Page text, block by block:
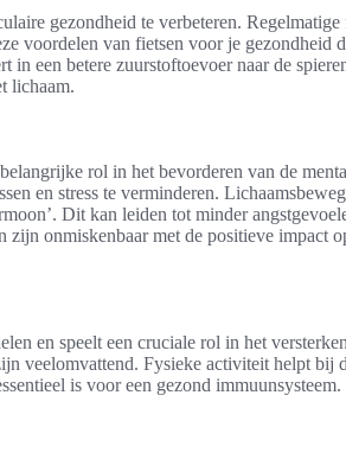
gezondheid te verbeteren.
voordelen van fietsen voor je gezondheid
in een betere zuurstoftoevoer naar de
lichaam.
rol in het bevorderen van de
en stress te verminderen.
Dit kan leiden tot minder
onmiskenbaar met de positieve impact
en speelt een cruciale rol in het
veelomvattend. Fysieke activiteit helpt bij
is voor een gezond immuunsysteem.